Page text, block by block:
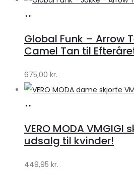
Lykke
Lykke
Global Funk – Arrow
Camel Tan til
675,00 kr.
Klædeskabet.dk
VERO MODA VMGIGI
udsalg til kvinder!
449,95 kr.